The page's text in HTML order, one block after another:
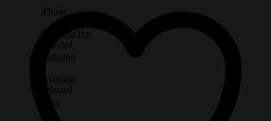
iPhone
Premium
Selected
Samsung
Premium
Selected
Lens